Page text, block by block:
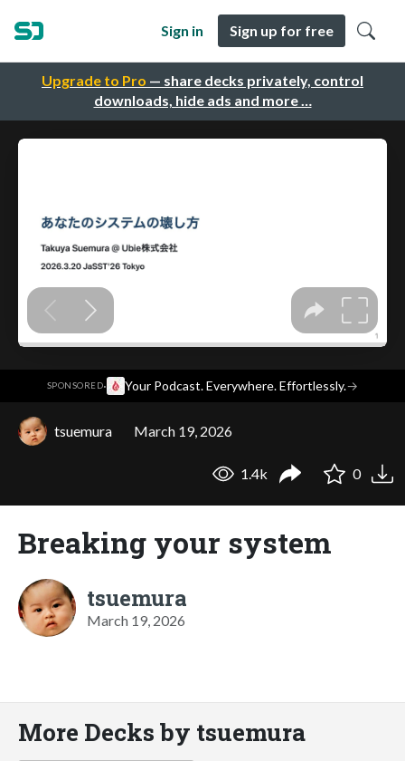
Upgrade to Pro — share decks privately, control
downloads, hide ads and more …
Sign in Sign up for free
SPONSORED· Your Podcast. Everywhere. Effortlessly.→
tsuemura March 19, 2026
1.4k 0
Breaking your system
tsuemura
March 19, 2026
More Decks by tsuemura